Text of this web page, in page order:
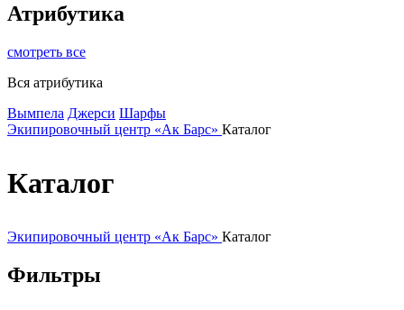
Атрибутика
смотреть все
Вся атрибутика
Вымпела Джерси Шарфы
Экипировочный центр «Ак Барс» Каталог
Каталог
Экипировочный центр «Ак Барс» Каталог
Фильтры